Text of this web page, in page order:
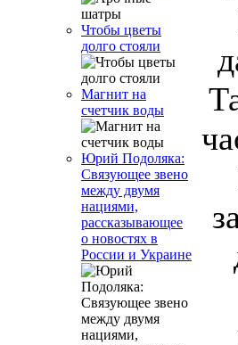
Чтобы цветы
долго стояли
Магнит на
счетчик воды
Юрий Подоляка:
Связующее звено
между двумя
нациями,
рассказывающее
о новостях в
России и Украине